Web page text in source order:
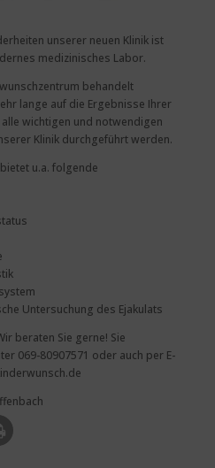
unserer neuen Klinik ist
medizinisches Labor.
behandelt
lange auf die Ergebnisse Ihrer
wichtigen und notwendigen
Klinik durchgeführt werden.
u.a. folgende
Untersuchung des Ejakulats
beraten Sie gerne! Sie
069-80907571 oder auch per E-